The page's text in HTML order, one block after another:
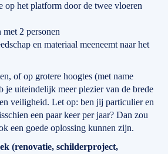
op het platform door de twee vloeren
2 personen
en materiaal meeneemt naar het
of op grotere hoogtes (met name
je uiteindelijk meer plezier van de brede
veiligheid. Let op: ben jij particulier en
een paar keer per jaar? Dan zou
een goede oplossing kunnen zijn.
(renovatie, schilderproject,